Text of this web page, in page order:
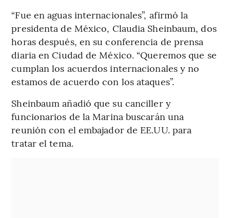
“Fue en aguas internacionales”, afirmó la
presidenta de México, Claudia Sheinbaum, dos
horas después, en su conferencia de prensa
diaria en Ciudad de México. “Queremos que se
cumplan los acuerdos internacionales y no
estamos de acuerdo con los ataques”.
Sheinbaum añadió que su canciller y
funcionarios de la Marina buscarán una
reunión con el embajador de EE.UU. para
tratar el tema.